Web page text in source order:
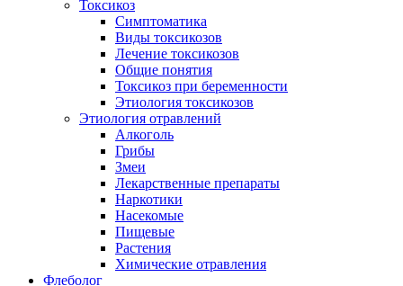
Токсикоз
Cимптоматика
Виды токсикозов
Лечение токсикозов
Общие понятия
Токсикоз при беременности
Этиология токсикозов
Этиология отравлений
Алкоголь
Грибы
Змеи
Лекарственные препараты
Наркотики
Насекомые
Пищевые
Растения
Химические отравления
Флеболог